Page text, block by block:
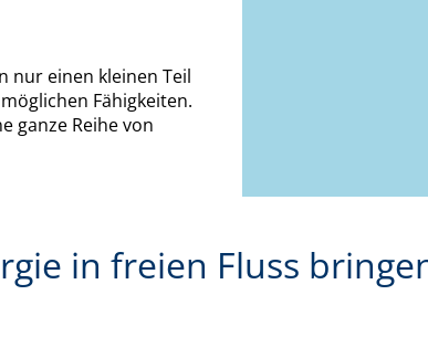
nur einen kleinen Teil
Fähigkeiten.
ganze Reihe von
in freien Fluss